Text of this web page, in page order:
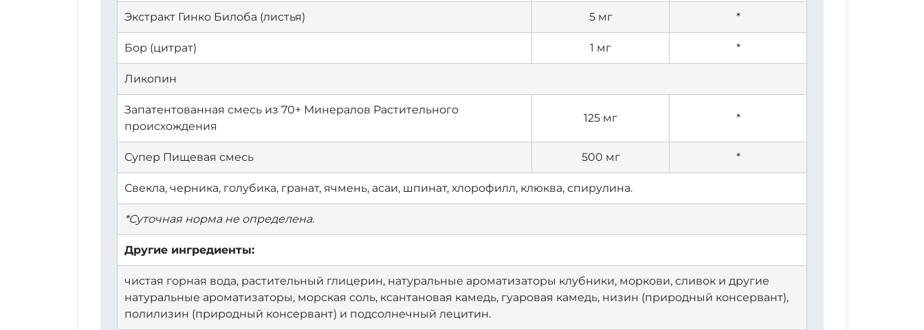
Экстракт Гинко Билоба (листья) 5 мг *
Бор (цитрат) 1 мг *
Ликопин
Запатентованная смесь из 70+ Минералов Растительного
происхождения
125 мг *
Супер Пищевая смесь 500 мг *
Свекла, черника, голубика, гранат, ячмень, асаи, шпинат, хлорофилл, клюква, спирулина.
*Суточная норма не определена.
Другие ингредиенты:
чистая горная вода, растительный глицерин, натуральные ароматизаторы клубники, моркови, сливок и другие
натуральные ароматизаторы, морская соль, ксантановая камедь, гуаровая камедь, низин (природный консервант),
полилизин (природный консервант) и подсолнечный лецитин.